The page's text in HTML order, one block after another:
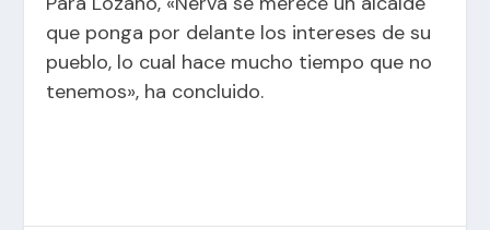
que ponga por delante los intereses de su
pueblo, lo cual hace mucho tiempo que no
tenemos», ha concluido.